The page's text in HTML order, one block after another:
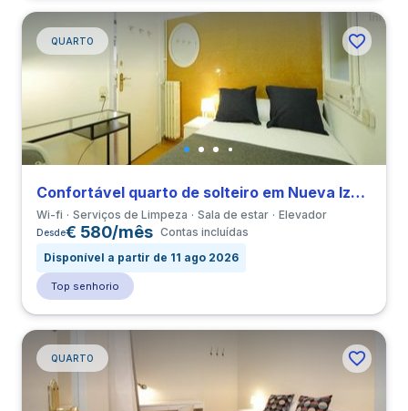
QUARTO
Confortável quarto de solteiro em Nueva Izquierda de Eixample
Wi-fi Serviços de Limpeza Sala de estar Elevador
Desde€ 580/mês Contas incluídas
Disponível a partir de 11 ago 2026
Top senhorio
QUARTO